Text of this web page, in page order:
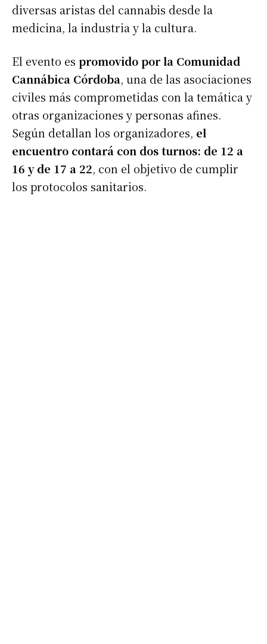
diversas aristas del cannabis desde la
medicina, la industria y la cultura.
El evento es promovido por la Comunidad
Cannábica Córdoba, una de las asociaciones
civiles más comprometidas con la temática y
otras organizaciones y personas afines.
Según detallan los organizadores, el
encuentro contará con dos turnos: de 12 a
16 y de 17 a 22, con el objetivo de cumplir
los protocolos sanitarios.